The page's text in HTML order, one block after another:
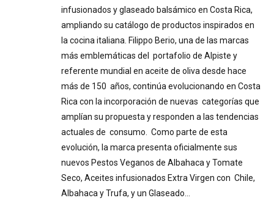
infusionados y glaseado balsámico en Costa Rica,
ampliando su catálogo de productos inspirados en
la cocina italiana. Filippo Berio, una de las marcas
más emblemáticas del portafolio de Alpiste y
referente mundial en aceite de oliva desde hace
más de 150 años, continúa evolucionando en Costa
Rica con la incorporación de nuevas categorías que
amplían su propuesta y responden a las tendencias
actuales de consumo. Como parte de esta
evolución, la marca presenta oficialmente sus
nuevos Pestos Veganos de Albahaca y Tomate
Seco, Aceites infusionados Extra Virgen con Chile,
Albahaca y Trufa, y un Glaseado…